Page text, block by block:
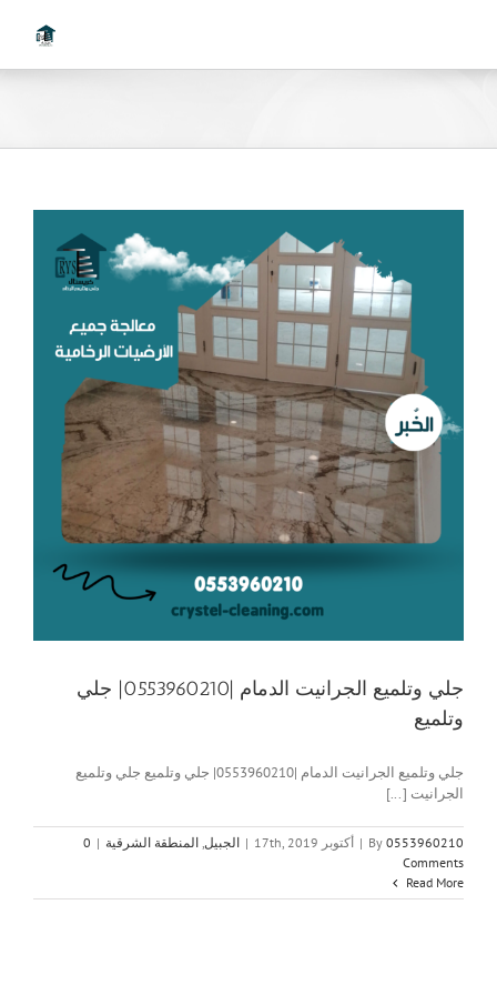
جلي وتلميع الجرانيت الدمام |0553960210| جلي
وتلميع
جلي وتلميع الجرانيت الدمام |0553960210| جلي وتلميع جلي وتلميع
الجرانيت [...]
By 0553960210
| أكتوبر 17th, 2019 | الجبيل المنطقة الشرقية |
0
Comments
Read More